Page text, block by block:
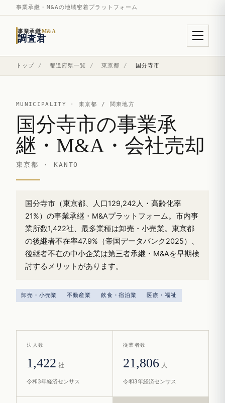
事業承継・M&Aの地域密着プラットフォーム
事業承継M&A
調査君
トップ / 都道府県一覧 / 東京都 / 国分寺市
MUNICIPALITY · 東京都 / 関東地方
国分寺市の事業承
継・M&A・会社売却
東京都 · KANTO
国分寺市（東京都、人口129,242人・高齢化率
21%）の事業承継・M&Aプラットフォーム。市内事
業所数1,422社、最多業種は卸売・小売業。東京都
の後継者不在率47.9%（帝国データバンク2025）、
後継者不在の中小企業は第三者承継・M&Aを早期検
討するメリットがあります。
卸売・小売業 不動産業 飲食・宿泊業 医療・福祉
法人数
1,422 社
令和3年経済センサス
従業者数
21,806 人
令和3年経済センサス